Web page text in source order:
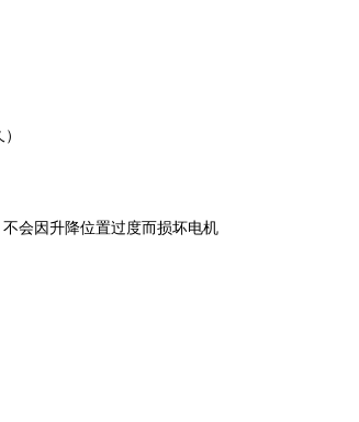
会因升降位置过度而损坏电机